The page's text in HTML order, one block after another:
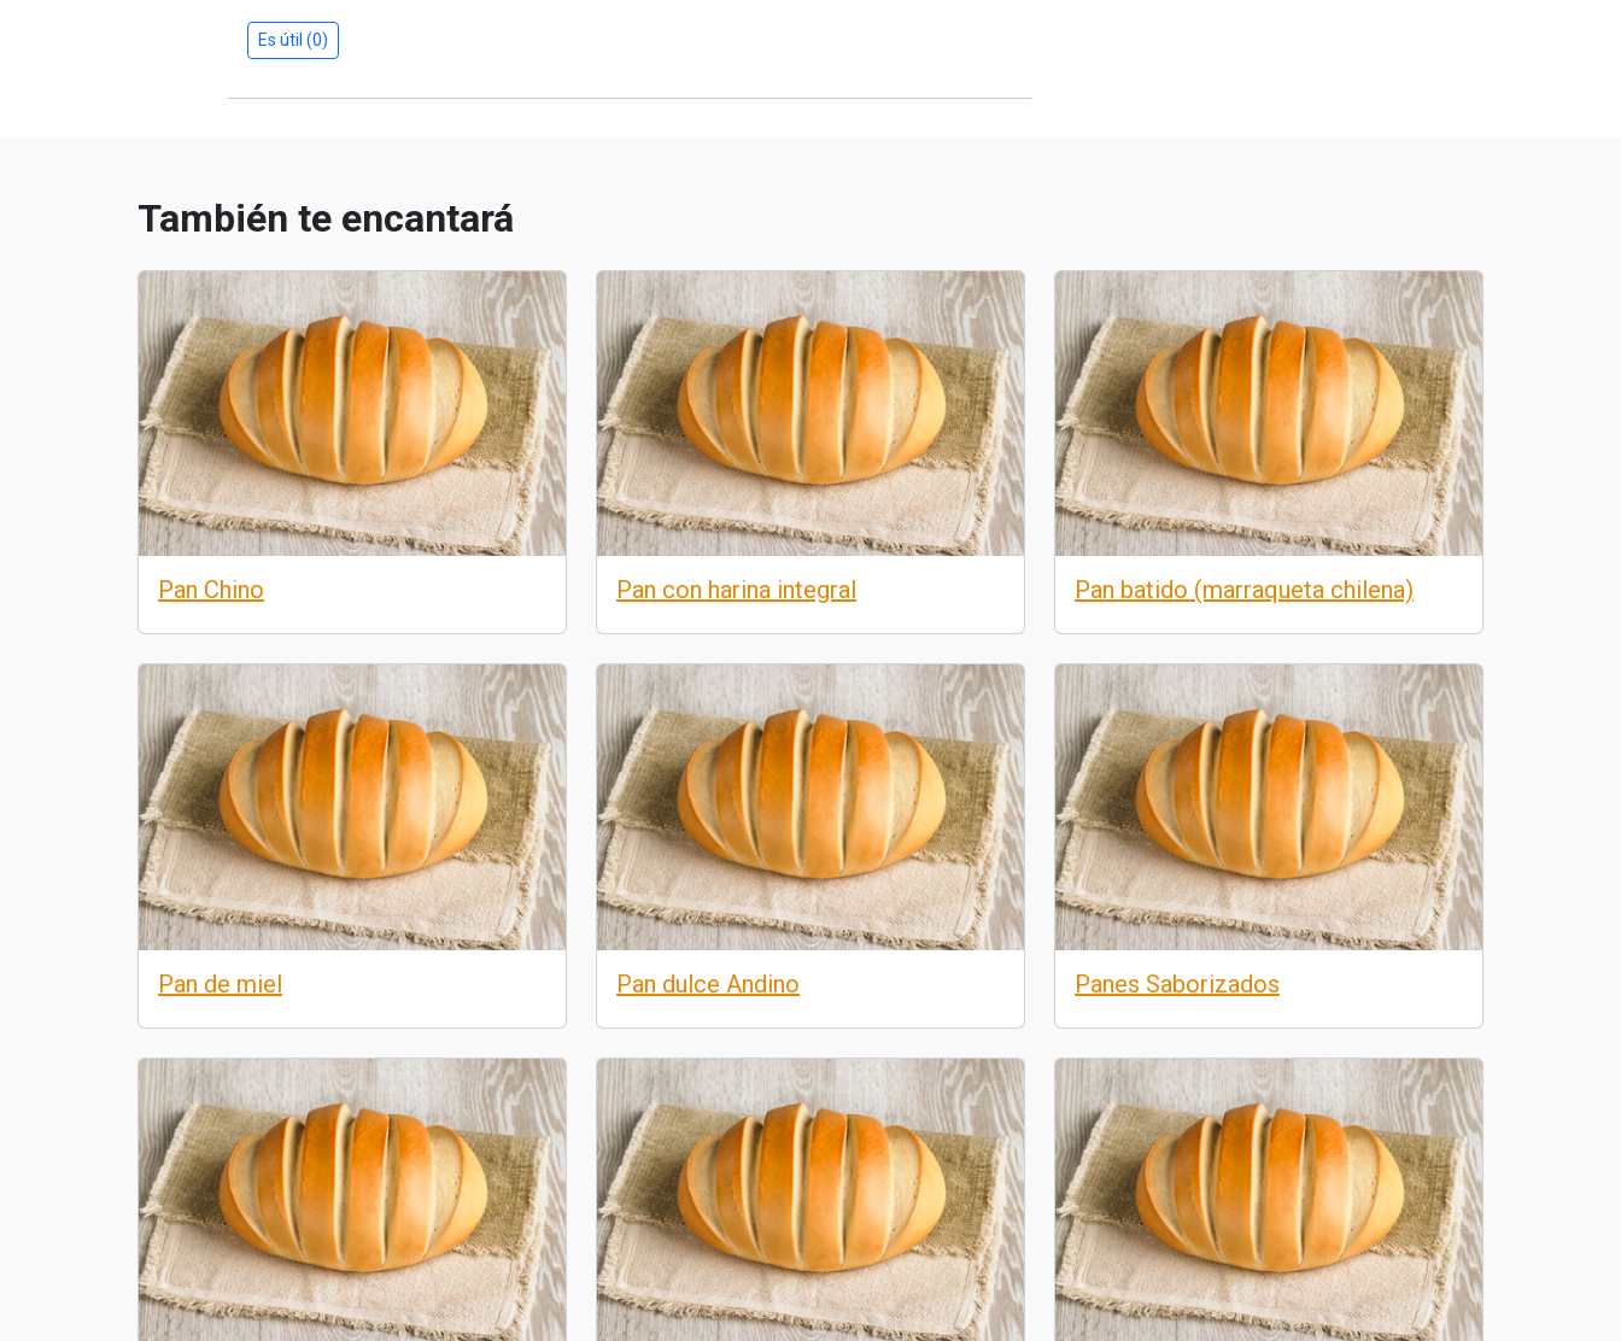
Es útil (0)
También te encantará
Pan Chino Pan con harina integral Pan batido (marraqueta chilena)
Pan de miel Pan dulce Andino Panes Saborizados